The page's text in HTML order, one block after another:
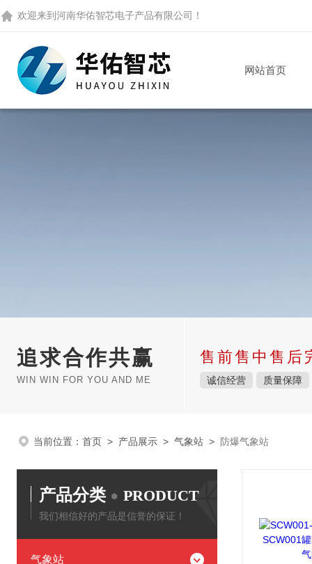
欢迎来到 河南华佑智芯电子产品有限公司 ！
网站首页
追求合作共赢
WIN WIN FOR YOU AND ME
售前售中售后
诚信经营 质量保障
当前位置： 首页 > 产品展示 > 气象站 > 防爆气象站
产品分类 PRODUCT
我们相信好的产品是信誉的保证！
气象站